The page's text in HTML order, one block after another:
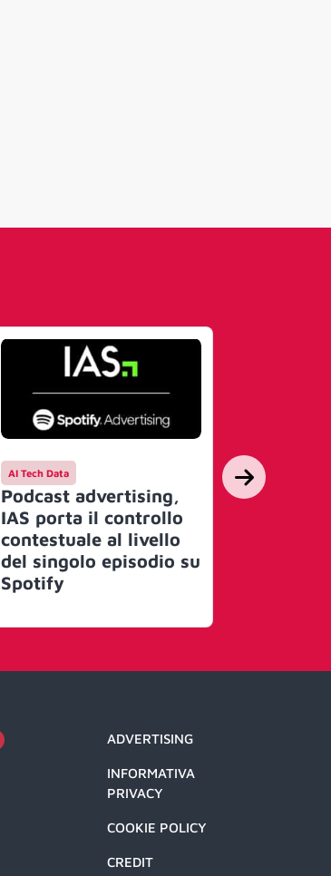
AI Tech Data
Podcast advertising,
IAS porta il controllo
contestuale al livello
del singolo episodio su
Spotify
AI Tech Data
Nasce il
ADVERTISING
INFORMATIVA
PRIVACY
COOKIE POLICY
CREDIT